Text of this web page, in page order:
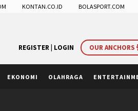
KONTAN.CO.ID BOLASPORT.COM
REGISTER | LOGIN OUR ANCHORS
EKONOMI OLAHRAGA